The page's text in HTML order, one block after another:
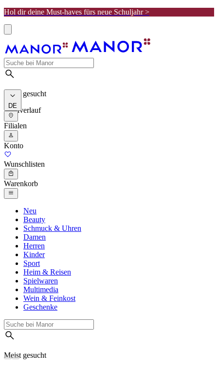
Hol dir deine Must-haves fürs neue Schuljahr >
Meist gesucht
Suchverlauf
DE
Filialen
Konto
Wunschlisten
Warenkorb
Neu
Beauty
Schmuck & Uhren
Damen
Herren
Kinder
Sport
Heim & Reisen
Spielwaren
Multimedia
Wein & Feinkost
Geschenke
Meist gesucht